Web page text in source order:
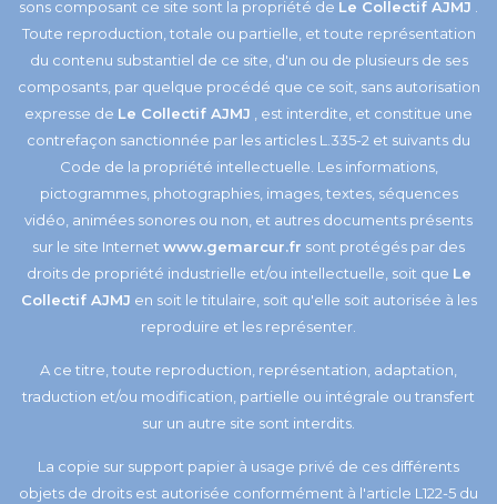
sons composant ce site sont la propriété de Le Collectif AJMJ
Toute reproduction, totale ou partielle, et toute représentation
du contenu substantiel de ce site, d'un ou de plusieurs de ses
composants, par quelque procédé que ce soit, sans autorisation
expresse de Le Collectif AJMJ , est interdite, et constitue une
contrefaçon sanctionnée par les articles L.335-2 et suivants du
Code de la propriété intellectuelle. Les informations,
pictogrammes, photographies, images, textes, séquences
vidéo, animées sonores ou non, et autres documents présents
sur le site Internet www.gemarcur.fr sont protégés par des
droits de propriété industrielle et/ou intellectuelle, soit que Le
Collectif AJMJ en soit le titulaire, soit qu'elle soit autorisée à les
reproduire et les représenter.
A ce titre, toute reproduction, représentation, adaptation,
traduction et/ou modification, partielle ou intégrale ou transfert
sur un autre site sont interdits.
La copie sur support papier à usage privé de ces différents
objets de droits est autorisée conformément à l'article L122-5 du